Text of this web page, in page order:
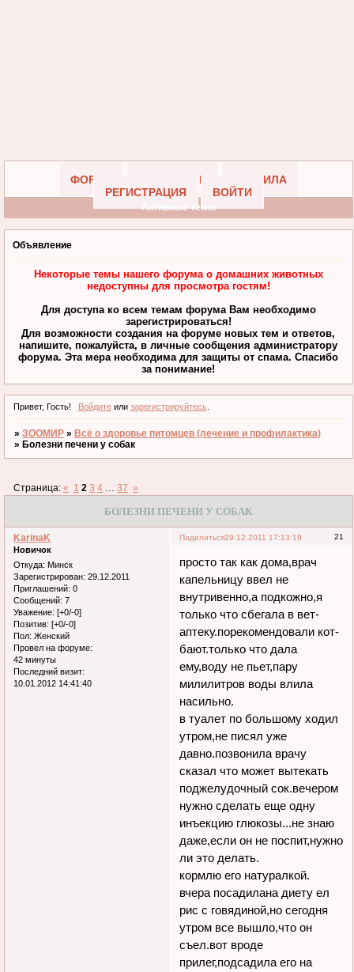
ФОРУМ УЧАСТНИКИ
ПРАВИЛА
РЕГИСТРАЦИЯ
ВОЙТИ
Активные темы
Объявление
Некоторые темы нашего форума о домашних животных
недоступны для просмотра гостям!
Для доступа ко всем темам форума Вам необходимо
зарегистрироваться!
Для возможности создания на форуме новых тем и ответов,
напишите, пожалуйста, в личные сообщения администратору
форума. Эта мера необходима для защиты от спама. Спасибо
за понимание!
Привет, Гость! Войдитеили зарегистрируйтесь.
»ЗООМИР » Всё о здоровье питомцев (лечение и профилактика)
» Болезни печени у собак
БОЛЕЗНИ ПЕЧЕНИ У СОБАК
Страница:« 1 2 3 4 … 37 »
Поделиться 21
29.12.2011 17:13:19
KarinaK
Новичок
Откуда: Минск
Зарегистрирован: 29.12.2011
Приглашений: 0
Сообщений: 7
Уважение: [+0/-0]
Позитив: [+0/-0]
Пол: Женский
Провел на форуме:
42 минуты
Последний визит:
10.01.2012 14:41:40
просто так как дома,врач
капельницу ввел не
внутривенно,а подкожно,я
только что сбегала в вет-
аптеку.порекомендовали кот-
бают.только что дала
ему,воду не пьет,пару
милилитров воды влила
насильно.
в туалет по большому ходил
утром,не писял уже
давно.позвонила врачу
сказал что может вытекать
поджелудочный сок.вечером
нужно сделать еще одну
инъекцию глюкозы...не знаю
даже,если он не поспит,нужно
ли это делать.
кормлю его натуралкой.
вчера посадилана диету ел
рис с говядиной,но сегодня
утром все вышло,что он
съел.вот вроде
прилег,подсадила его на